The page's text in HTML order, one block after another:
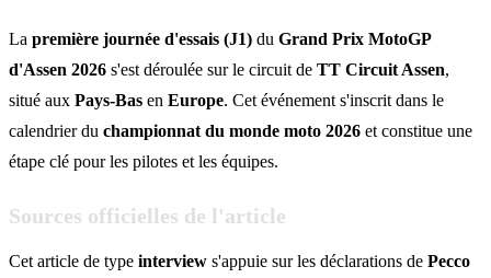
La première journée d'essais (J1) du Grand Prix MotoGP
d'Assen 2026 s'est déroulée sur le circuit de TT Circuit Assen,
situé aux Pays-Bas en Europe. Cet événement s'inscrit dans le
calendrier du championnat du monde moto 2026 et constitue une
étape clé pour les pilotes et les équipes.
Sources officielles de l'article
Cet article de type interview s'appuie sur les déclarations de Pecco